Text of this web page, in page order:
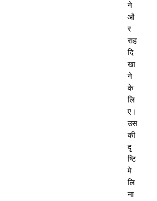
ने
औ
र
राह
दि
खा
ने
के
लि
ए।
उस
की
दृ
ष्टि
मे
लि
ना